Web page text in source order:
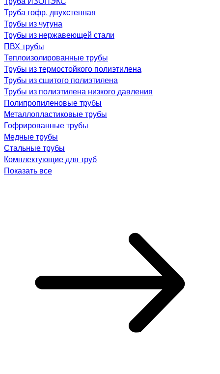
Труба гофр. двухстенная
Трубы из чугуна
Трубы из нержавеющей стали
ПВХ трубы
Теплоизолированные трубы
Трубы из термостойкого полиэтилена
Трубы из сшитого полиэтилена
Трубы из полиэтилена низкого давления
Полипропиленовые трубы
Металлопластиковые трубы
Гофрированные трубы
Медные трубы
Стальные трубы
Комплектующие для труб
Показать все